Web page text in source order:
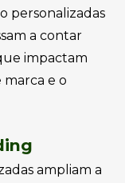
personalizadas
a contar
impactam
e o
ampliam a